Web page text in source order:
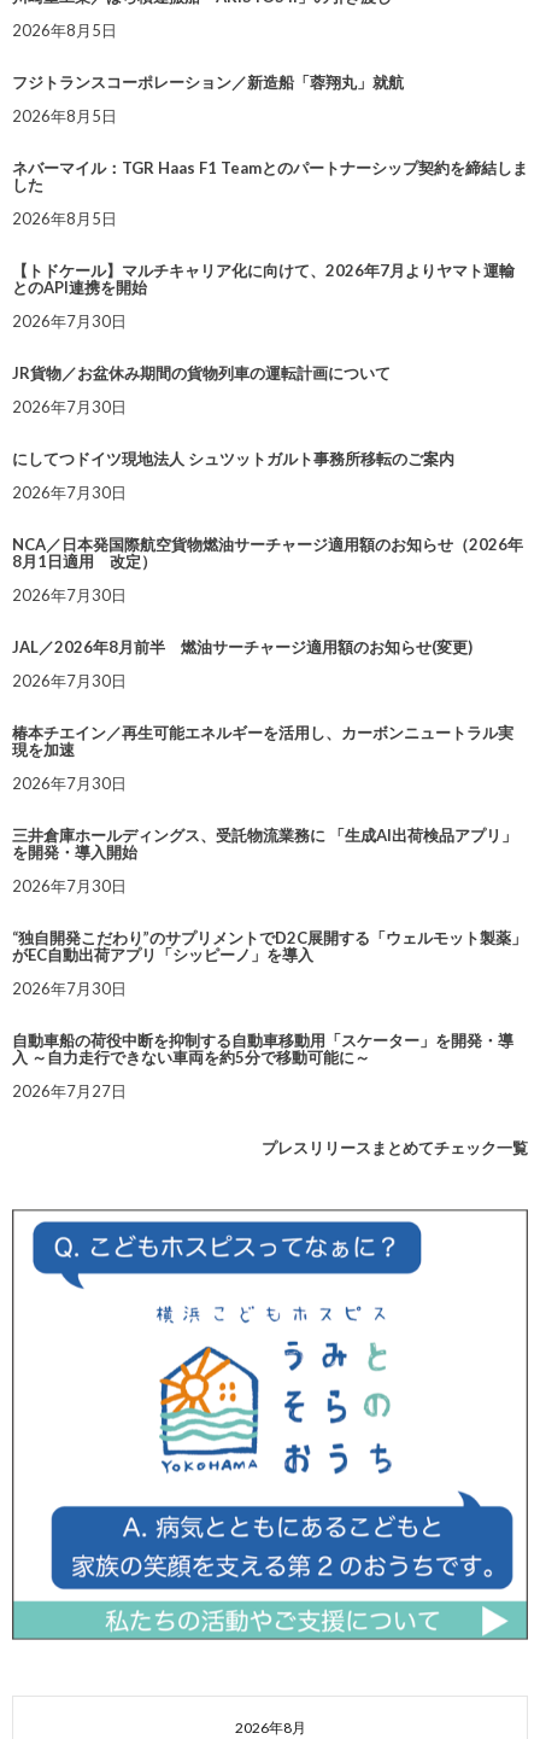
2026年8月5日
フジトランスコーポレーション／新造船「蓉翔丸」就航
2026年8月5日
ネバーマイル：TGR Haas F1 Teamとのパートナーシップ契約を締結しま
した
2026年8月5日
【トドケール】マルチキャリア化に向けて、2026年7月よりヤマト運輸
とのAPI連携を開始
2026年7月30日
JR貨物／お盆休み期間の貨物列車の運転計画について
2026年7月30日
にしてつドイツ現地法人 シュツットガルト事務所移転のご案内
2026年7月30日
NCA／日本発国際航空貨物燃油サーチャージ適用額のお知らせ（2026年
8月1日適用 改定）
2026年7月30日
JAL／2026年8月前半 燃油サーチャージ適用額のお知らせ(変更)
2026年7月30日
椿本チエイン／再生可能エネルギーを活用し、カーボンニュートラル実
現を加速
2026年7月30日
三井倉庫ホールディングス、受託物流業務に 「生成AI出荷検品アプリ」
を開発・導入開始
2026年7月30日
“独自開発こだわり”のサプリメントでD2C展開する「ウェルモット製薬」
がEC自動出荷アプリ「シッピーノ」を導入
2026年7月30日
自動車船の荷役中断を抑制する自動車移動用「スケーター」を開発・導
入 ～自力走行できない車両を約5分で移動可能に～
2026年7月27日
プレスリリースまとめてチェック一覧
2026年8月